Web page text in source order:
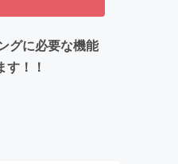
グに必要な機能
！！